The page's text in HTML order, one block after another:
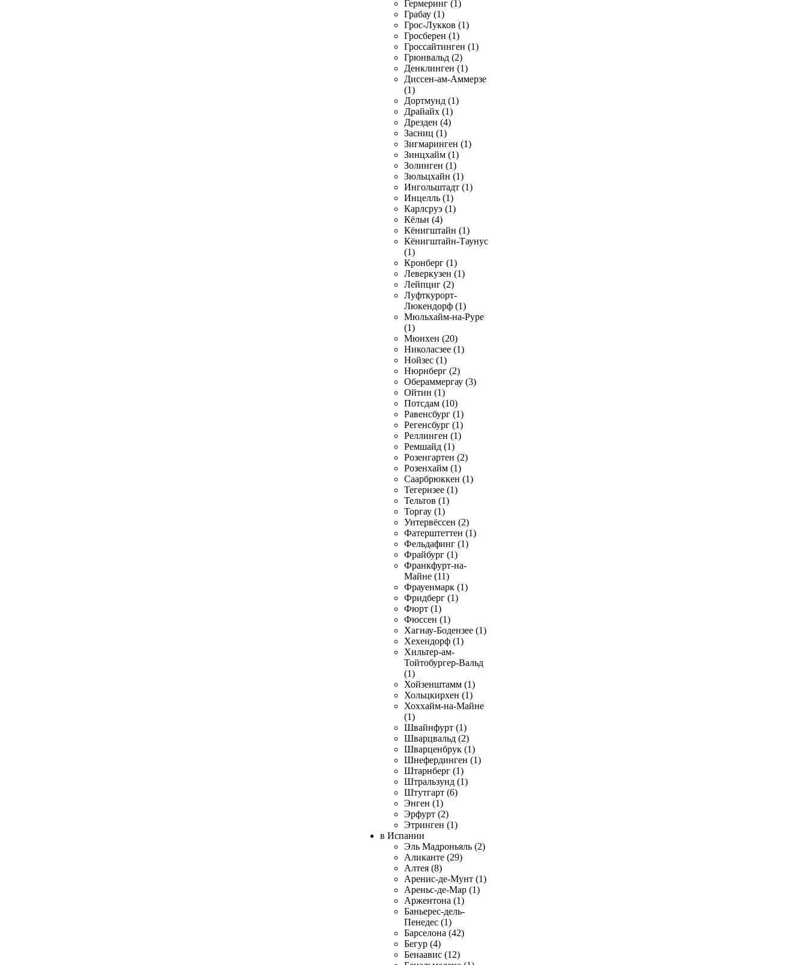
Гермеринг (1)
Грабау (1)
Грос-Лукков (1)
Гросберен (1)
Гроссайтинген (1)
Грюнвальд (2)
Денклинген (1)
Диссен-ам-Аммерзе
(1)
Дортмунд (1)
Драйайх (1)
Дрезден (4)
Засниц (1)
Зигмаринген (1)
Зинцхайм (1)
Золинген (1)
Зюльцхайн (1)
Ингольштадт (1)
Инцелль (1)
Карлсруэ (1)
Кёльн (4)
Кёнигштайн (1)
Кёнигштайн-Таунус
(1)
Кронберг (1)
Леверкузен (1)
Лейпциг (2)
Луфткурорт-
Люкендорф (1)
Мюльхайм-на-Руре
(1)
Мюнхен (20)
Николасзее (1)
Нойзес (1)
Нюрнберг (2)
Обераммергау (3)
Ойтин (1)
Потсдам (10)
Равенсбург (1)
Регенсбург (1)
Реллинген (1)
Ремшайд (1)
Розенгартен (2)
Розенхайм (1)
Саарбрюккен (1)
Тегернзее (1)
Тельтов (1)
Торгау (1)
Унтервёссен (2)
Фатерштеттен (1)
Фельдафинг (1)
Фрайбург (1)
Франкфурт-на-
Майне (11)
Фрауенмарк (1)
Фридберг (1)
Фюрт (1)
Фюссен (1)
Хагнау-Бодензее (1)
Хехендорф (1)
Хильтер-ам-
Тойтобургер-Вальд
(1)
Хойзенштамм (1)
Хольцкирхен (1)
Хоххайм-на-Майне
(1)
Швайнфурт (1)
Шварцвальд (2)
Шварценбрук (1)
Шнефердинген (1)
Штарнберг (1)
Штральзунд (1)
Штутгарт (6)
Энген (1)
Эрфурт (2)
Этринген (1)
в Испании
Эль Мадроньяль (2)
Аликанте (29)
Алтея (8)
Аренис-де-Мунт (1)
Ареньс-де-Мар (1)
Аржентона (1)
Баньерес-дель-
Пенедес (1)
Барселона (42)
Бегур (4)
Бенаавис (12)